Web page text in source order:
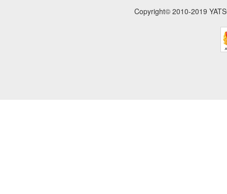
Copyright© 2010-2019